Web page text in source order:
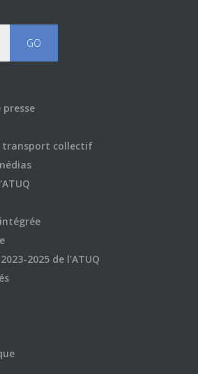
transport collectif
2025 de l'ATUQ